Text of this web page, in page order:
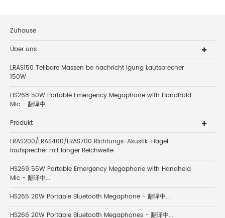
Zuhause
Über uns
LRAS150 Teilbare Massen be nachricht igung Lautsprecher
150W
HS268 50W Portable Emergency Megaphone with Handhold
Mic - 翻译中...
Produkt
LRAS200/LRAS400/LRAS700 Richtungs-Akustik-Hagel
lautsprecher mit langer Reichweite
HS269 55W Portable Emergency Megaphone with Handheld
Mic - 翻译中...
HS265 20W Portable Bluetooth Megaphone - 翻译中...
HS266 20W Portable Bluetooth Megaphones - 翻译中...